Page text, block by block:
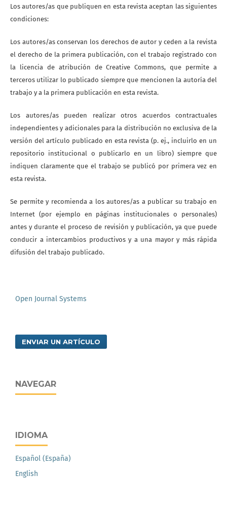
Los autores/as que publiquen en esta revista aceptan las siguientes
condiciones:
Los autores/as conservan los derechos de autor y ceden a la revista
el derecho de la primera publicación, con el trabajo registrado con
la licencia de atribución de Creative Commons, que permite a
terceros utilizar lo publicado siempre que mencionen la autoría del
trabajo y a la primera publicación en esta revista.
Los autores/as pueden realizar otros acuerdos contractuales
independientes y adicionales para la distribución no exclusiva de la
versión del artículo publicado en esta revista (p. ej., incluirlo en un
repositorio institucional o publicarlo en un libro) siempre que
indiquen claramente que el trabajo se publicó por primera vez en
esta revista.
Se permite y recomienda a los autores/as a publicar su trabajo en
Internet (por ejemplo en páginas institucionales o personales)
antes y durante el proceso de revisión y publicación, ya que puede
conducir a intercambios productivos y a una mayor y más rápida
difusión del trabajo publicado.
Open Journal Systems
ENVIAR UN ARTÍCULO
NAVEGAR
IDIOMA
Español (España)
English